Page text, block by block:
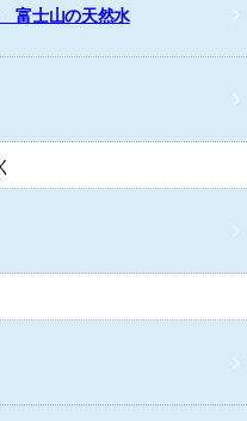
富士山の天然水